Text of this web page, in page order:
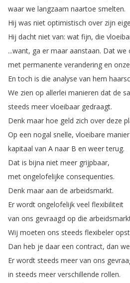
waar we langzaam naartoe smelten.
Hij was niet optimistisch over zijn
Hij dacht niet van: wat fijn, die
...want, ga er maar aanstaan. Dat we
met permanente verandering en
En toch is die analyse van hem
We zien op allerlei manieren dat de
steeds meer vloeibaar gedraagt.
Denk maar hoe geld zich over deze
Op een nogal snelle, vloeibare manier
kapitaal van A naar B en weer terug.
Dat is bijna niet meer grijpbaar,
met ongelofelijke consequenties.
Denk maar aan de arbeidsmarkt.
Er wordt ongelofelijk veel flexibiliteit
van ons gevraagd op die
Wij moeten ons steeds flexibeler
Dan heb je daar een contract, dan
Er wordt steeds meer van ons
in steeds meer verschillende rollen.